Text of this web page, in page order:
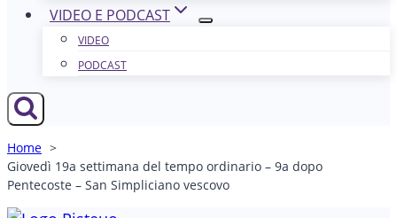
VIDEO E PODCAST
VIDEO
PODCAST
Home
Giovedì 19a settimana del tempo ordinario – 9a dopo
Pentecoste – San Simpliciano vescovo